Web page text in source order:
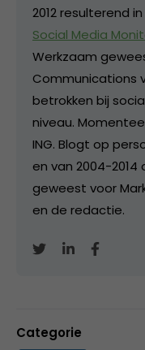
2012 resulterend
Social Media
Werkzaam
Communications
betrokken bij
niveau.
ING. Blogt op
en van 2004-
geweest voor
en de redactie.
Categorie